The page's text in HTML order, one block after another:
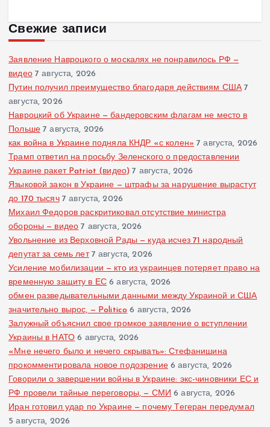
Свежие записи
Заявление Навроцкого о москалях не понравилось РФ —
видео 7 августа, 2026
Путин получил преимущество благодаря действиям США 7
августа, 2026
Навроцкий об Украине — бандеровским флагам не место в
Польше 7 августа, 2026
как война в Украине подняла КНДР «с колен» 7 августа, 2026
Трамп ответил на просьбу Зеленского о предоставлении
Украине ракет Patriot (видео) 7 августа, 2026
Языковой закон в Украине — штрафы за нарушение вырастут
до 170 тысяч 7 августа, 2026
Михаил Федоров раскритиковал отсутствие министра
обороны — видео 7 августа, 2026
Увольнение из Верховной Рады — куда исчез 71 народный
депутат за семь лет 7 августа, 2026
Усиление мобилизации — кто из украинцев потеряет право на
временную защиту в ЕС 6 августа, 2026
обмен разведывательными данными между Украиной и США
значительно вырос, — Politico 6 августа, 2026
Залужный объяснил свое громкое заявление о вступлении
Украины в НАТО 6 августа, 2026
«Мне нечего было и нечего скрывать»: Стефанишина
прокомментировала новое подозрение 6 августа, 2026
Говорили о завершении войны в Украине: экс-чиновники ЕС и
РФ провели тайные переговоры, — СМИ 6 августа, 2026
Иран готовил удар по Украине — почему Тегеран передумал
5 августа, 2026